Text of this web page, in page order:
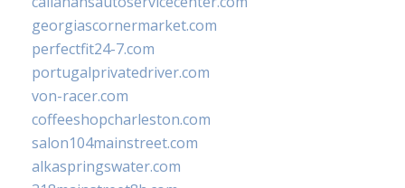
georgiascornermarket.com
perfectfit24-7.com
portugalprivatedriver.com
von-racer.com
coffeeshopcharleston.com
salon104mainstreet.com
alkaspringswater.com